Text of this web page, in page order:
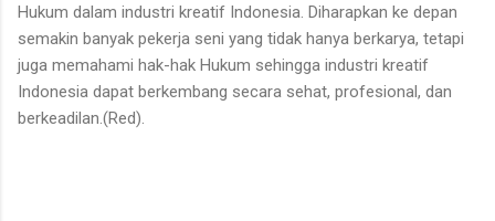
Hukum dalam industri kreatif Indonesia. Diharapkan ke depan
semakin banyak pekerja seni yang tidak hanya berkarya, tetapi
juga memahami hak-hak Hukum sehingga industri kreatif
Indonesia dapat berkembang secara sehat, profesional, dan
berkeadilan.(Red).